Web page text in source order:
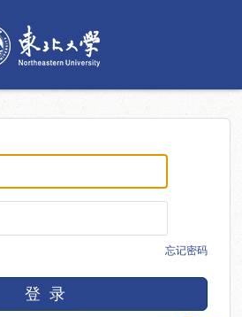
忘记密码
登 录